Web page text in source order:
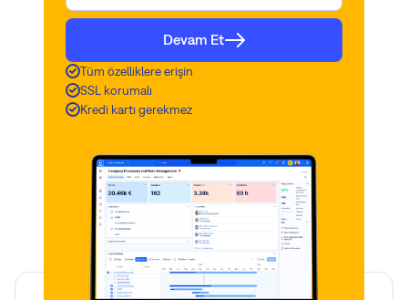
Devam Et
Tüm özelliklere erişin
SSL korumalı
Kredi kartı gerekmez